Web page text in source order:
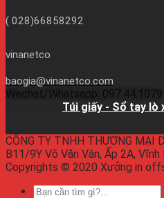
( 028)66858292
vinanetco
baogia@vinanetco.com
Wechat/Whatsapp: 097.44.1079
Túi giấy - Sổ tay lò
CÔNG TY TNHH THƯƠNG MẠI
B11/9Y Võ Văn Vân, Ấp 2A,
Copyrights © 2020 Xưởng in